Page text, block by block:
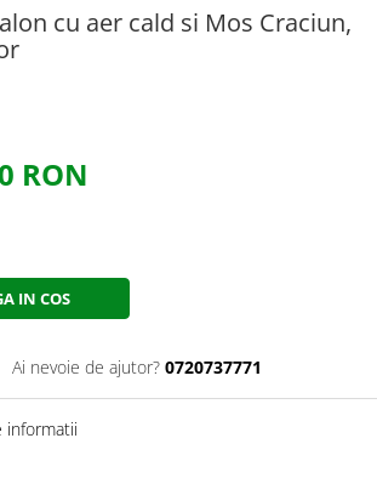
cu aer cald si Mos Craciun,
RON
IN COS
Ai nevoie de ajutor? 0720737771
informatii